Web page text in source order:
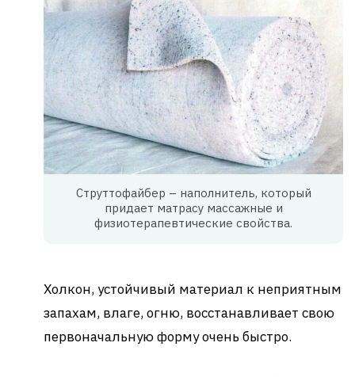
Струттофайбер – наполнитель, который
придает матрасу массажные и
физиотерапевтические свойства.
Холкон, устойчивый материал к неприятным
запахам, влаге, огню, восстанавливает свою
первоначальную форму очень быстро.